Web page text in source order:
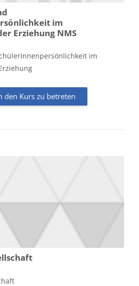
im
Erziehung NMS
im
den Kurs zu betreten